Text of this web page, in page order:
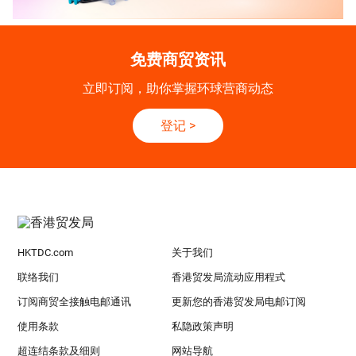
免费商贸资讯
立即订阅，助你掌握环球营商动态
登记 >
HKTDC.com 关于我们
联络我们 香港贸发局流动应用程式
订阅商贸全接触电邮通讯 更新您的香港贸发局电邮订阅
使用条款 私隐政策声明
超连结条款及细则 网站导航